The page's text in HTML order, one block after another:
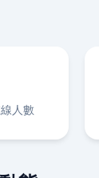
人數